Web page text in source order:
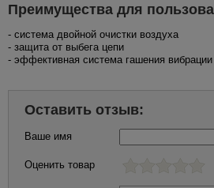
Преимущества для
- система двойной очистки воздуха
- защита от выбега цепи
- эффективная система гашения вибрации
Оставить отзыв:
Ваше имя
Оценить товар